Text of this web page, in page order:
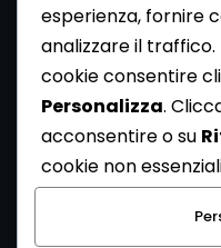
Newsletter
Se vuoi ricevere la
dalla Redazione di
Newsletter [Clicca Qui]
Con l'invio del
l’informativa sulla
esperienza, fornire
analizzare il traffico.
cookie consentire
Personalizza.
acconsentire o su
cookie non